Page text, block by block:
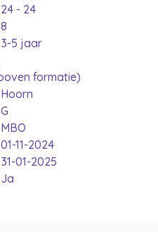
24 - 24
8
3-5 jaar
formatie)
Hoorn
G
MBO
01-11-2024
31-01-2025
Ja